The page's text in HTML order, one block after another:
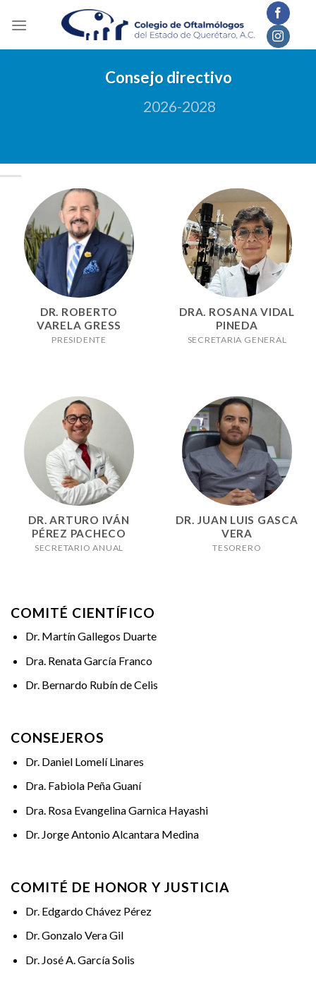
Consejo directivo
2026-2028
DR. ROBERTO
VARELA GRESS
PRESIDENTE
DRA. ROSANA VIDAL
PINEDA
SECRETARIA GENERAL
DR. ARTURO IVÁN
PÉREZ PACHECO
SECRETARIO ANUAL
DR. JUAN LUIS GASCA
VERA
TESORERO
COMITÉ CIENTÍFICO
Dr. Martín Gallegos Duarte
Dra. Renata García Franco
Dr. Bernardo Rubín de Celis
CONSEJEROS
Dr. Daniel Lomelí Linares
Dra. Fabiola Peña Guaní
Dra. Rosa Evangelina Garnica Hayashi
Dr. Jorge Antonio Alcantara Medina
COMITÉ DE HONOR Y JUSTICIA
Dr. Edgardo Chávez Pérez
Dr. Gonzalo Vera Gil
Dr. José A. García Solis